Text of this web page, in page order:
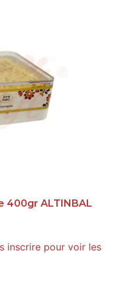
400gr ALTINBAL
inscrire pour voir les